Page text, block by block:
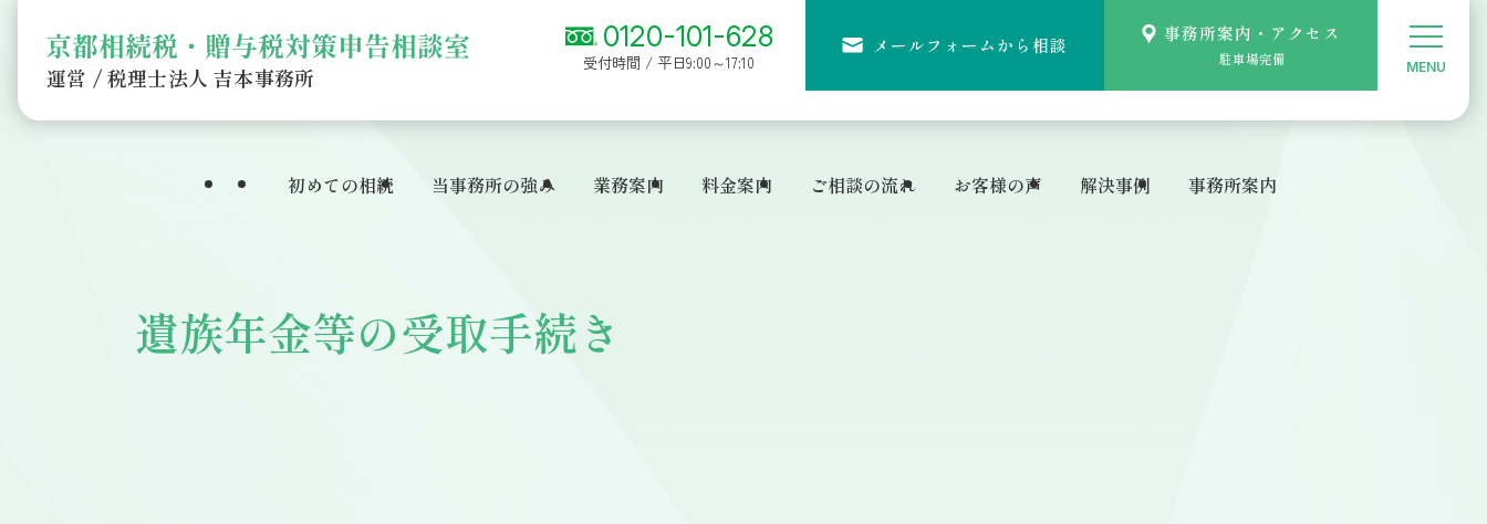
運営 / 税理士法人 吉本事務所
初めての相続 当事務所の強み 業務案内 料金案内 ご相談の流れ お客様の声 解決事例 事務所案内
0120-101-628
受付時間 / 平日9:00～17:10
メールフォームから相談
事務所案内・アクセス
駐車場完備
遺族年金等の受取手続き